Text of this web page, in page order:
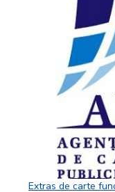
Extras de carte